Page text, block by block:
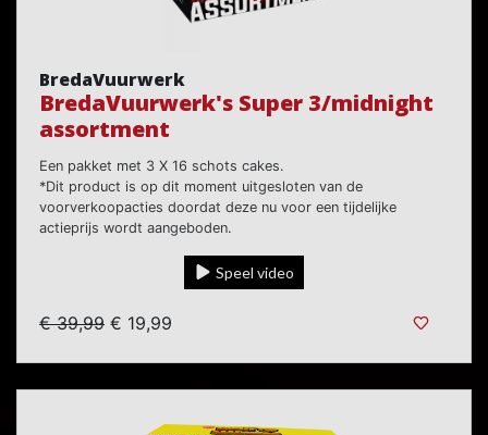
BredaVuurwerk
BredaVuurwerk's Super 3/midnight
assortment
Een pakket met 3 X 16 schots cakes.
*Dit product is op dit moment uitgesloten van de
voorverkoopacties doordat deze nu voor een tijdelijke
actieprijs wordt aangeboden.
Speel video
€ 39,99 € 19,99